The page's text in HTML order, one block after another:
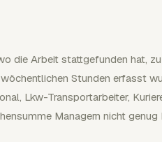
die Arbeit stattgefunden hat,
Stunden erfasst
Lkw-Transportarbeiter,
Managern nicht genug